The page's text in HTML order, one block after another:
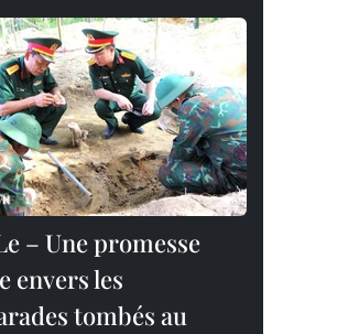
– Une promesse
envers les
tombés au